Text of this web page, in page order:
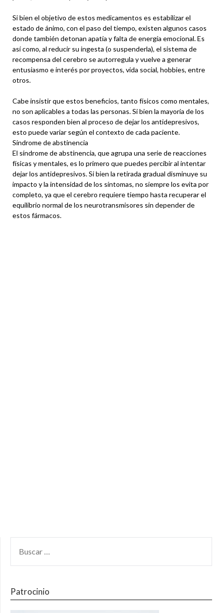
Si bien el objetivo de estos medicamentos es estabilizar el
estado de ánimo, con el paso del tiempo, existen algunos casos
donde también detonan apatía y falta de energía emocional. Es
así como, al reducir su ingesta (o suspenderla), el sistema de
recompensa del cerebro se autorregula y vuelve a generar
entusiasmo e interés por proyectos, vida social, hobbies, entre
otros.
Cabe insistir que estos beneficios, tanto físicos como mentales,
no son aplicables a todas las personas. Si bien la mayoría de los
casos responden bien al proceso de dejar los antidepresivos,
esto puede variar según el contexto de cada paciente.
Síndrome de abstinencia
El síndrome de abstinencia, que agrupa una serie de reacciones
físicas y mentales, es lo primero que puedes percibir al intentar
dejar los antidepresivos. Si bien la retirada gradual disminuye su
impacto y la intensidad de los síntomas, no siempre los evita por
completo, ya que el cerebro requiere tiempo hasta recuperar el
equilibrio normal de los neurotransmisores sin depender de
estos fármacos.
Patrocinio